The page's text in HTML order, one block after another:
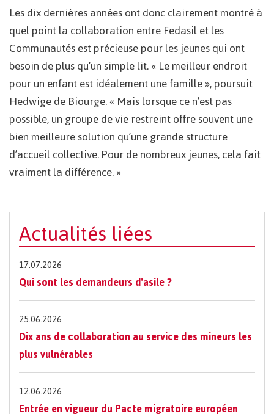
Les dix dernières années ont donc clairement montré à
quel point la collaboration entre Fedasil et les
Communautés est précieuse pour les jeunes qui ont
besoin de plus qu’un simple lit. « Le meilleur endroit
pour un enfant est idéalement une famille », poursuit
Hedwige de Biourge. « Mais lorsque ce n’est pas
possible, un groupe de vie restreint offre souvent une
bien meilleure solution qu’une grande structure
d’accueil collective. Pour de nombreux jeunes, cela fait
vraiment la différence. »
Actualités liées
17.07.2026
Qui sont les demandeurs d'asile ?
25.06.2026
Dix ans de collaboration au service des mineurs les
plus vulnérables
12.06.2026
Entrée en vigueur du Pacte migratoire européen